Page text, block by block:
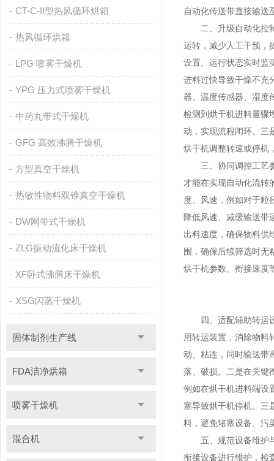
CT-C-II型热风循环烘箱
热风循环烘箱
LPG 喷雾干燥机
YPG 压力式喷雾干燥机
中药丸带式干燥机
GFG 高效沸腾干燥机
方型真空干燥机
热敏性物料双锥真空干燥机
DW网带式干燥机
ZLG振动流化床干燥机
XF卧式沸腾床干燥机
XSG闪蒸干燥机
固体制剂生产线
FDA洁净烘箱
喷雾干燥机
混合机
自动化传送带直接输送
二、升级自动化控制
运转，减少人工干预，
设置、运行状态实时监
进料过快导致干燥不充
器、温度传感器、湿度
检测到烘干机进料量骤
动，实现流程闭环。三
烘干机调整转速或停机
三、协同调控工艺参
才能在实现自动化流转
度、风速，例如对于
降低风速、减缓输送带
出料速度，确保物料供
围，确保后续筛选时无
烘干机参数、衔接速度
四、适配辅助转运设
用转运装置，消除物料
动、粘连，同时输送带
落、破损。二是在关键
例如在烘干机进料端设
塞导致烘干机停机。三
料，避免堵塞设备、污
五、规范设备维护与
衔接设备进行维护，检